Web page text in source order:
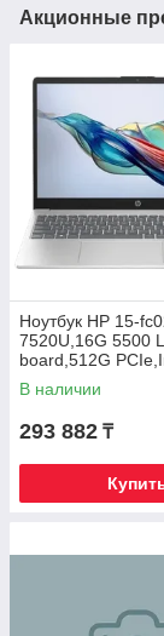
Акционные
Ноутбук HP 15-
7520U,16G 5500
board,512G
FHD IPS
Silver,720p
В наличии
293 882 ₸